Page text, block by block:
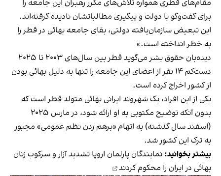
مقام‌های قطری همواره تلاش‌های مکرر رهبران این جامعه را
برای گفت‌وگو با دولت و پیگیری مطالباتشان نادیده گرفته‌اند.
این تبعیض سازمان‌یافته دولتی، بقای جامعه بهائی در قطر را
به خطر انداخته است.»
دیده‌بان حقوق بشر می‌گوید قطر بین سال‌های ۲۰۰۳ تا ۲۰۲۵
دست‌کم ۱۴ نفر از اعضای این جامعه را تنها به دلیل بهائی بودن
از کشور اخراج کرده است.
یکی از این افراد، یک شهروند ایرانی بهائی متولد قطر است که
بدون آنکه توضیح مکتوبی به او ارائه شود، در مارس ۲۰۲۵
(اسفند سال گذشته) به اتهام «برهم‌ زدن نظم عمومی» مجبور
به ترک این کشور شد.
بیشتر بخوانید: نمایندگان پارلمان اروپا تشدید آزار و سرکوب زنان
بهائی در ایران را محکوم کردند